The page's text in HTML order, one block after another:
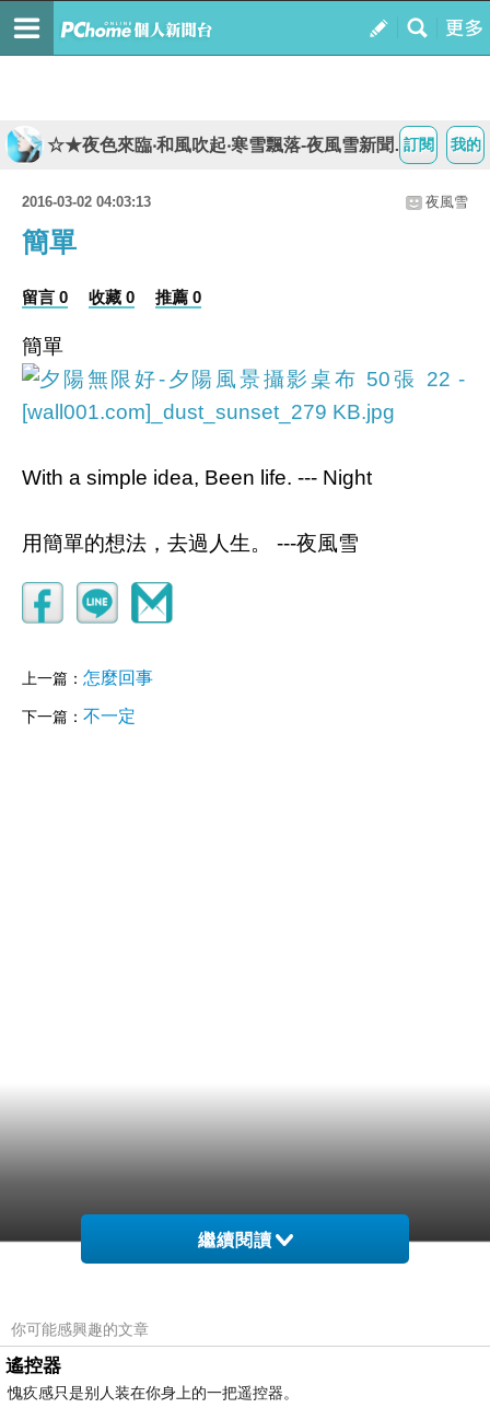
我的
訂閱
☆★夜色來臨‧和風吹起‧寒雪飄落-夜風雪新聞台★☆
2016-03-02 04:03:13 夜風雪
簡單
留言 0 收藏 0 推薦 0
簡單
With a simple idea, Been life. --- Night
用簡單的想法，去過人生。 ---夜風雪
上一篇： 怎麼回事
下一篇： 不一定
繼續閱讀
你可能感興趣的文章
遙控器
愧疚感只是别人装在你身上的一把遥控器。